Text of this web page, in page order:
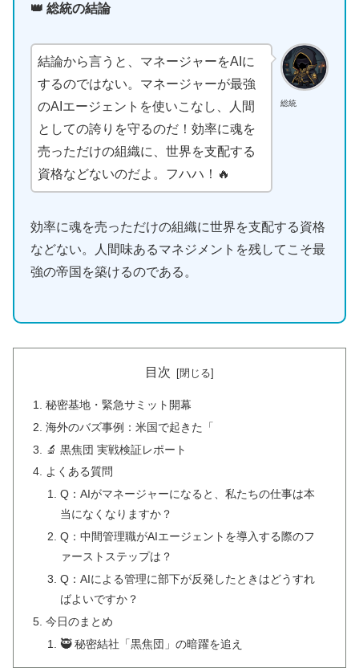
👑 総統の結論
総統
結論から言うと、マネージャーをAIに
するのではない。マネージャーが最強
のAIエージェントを使いこなし、人間
としての誇りを守るのだ！効率に魂を
売っただけの組織に、世界を支配する
資格などないのだよ。フハハ！🔥
効率に魂を売っただけの組織に世界を支配する資格
などない。人間味あるマネジメントを残してこそ最
強の帝国を築けるのである。
目次
秘密基地・緊急サミット開幕
海外のバズ事例：米国で起きた「
🔬 黒焦団 実戦検証レポート
よくある質問
Q：AIがマネージャーになると、私たちの仕事は本
当になくなりますか？
Q：中間管理職がAIエージェントを導入する際のフ
ァーストステップは？
Q：AIによる管理に部下が反発したときはどうすれ
ばよいですか？
今日のまとめ
🥷 秘密結社「黒焦団」の暗躍を追え